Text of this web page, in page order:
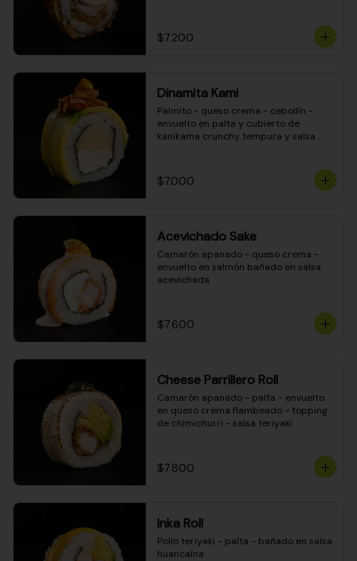
$7.200
Dinamita Kami
Palmito - queso crema - cebollín -
envuelto en palta y cubierto de
kanikama crunchy tempura y salsa
$7.000
Acevichado Sake
Camarón apanado - queso crema -
envuelto en salmón bañado en salsa
acevichada
$7.600
Cheese Parrillero Roll
Camarón apanado - palta - envuelto
en queso crema flambeado - topping
de chimichurri - salsa teriyaki
$7.800
Inka Roll
Pollo teriyaki - palta - bañado en salsa
huancaína